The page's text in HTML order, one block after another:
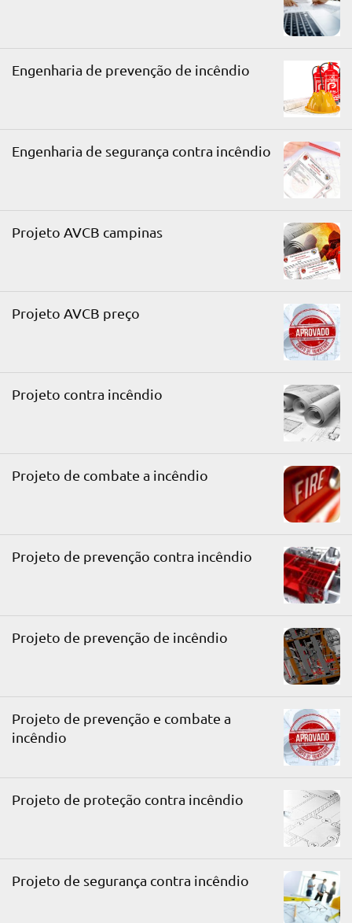
Engenharia de prevenção de incêndio
Engenharia de segurança contra incêndio
Projeto AVCB campinas
Projeto AVCB preço
Projeto contra incêndio
Projeto de combate a incêndio
Projeto de prevenção contra incêndio
Projeto de prevenção de incêndio
Projeto de prevenção e combate a
incêndio
Projeto de proteção contra incêndio
Projeto de segurança contra incêndio